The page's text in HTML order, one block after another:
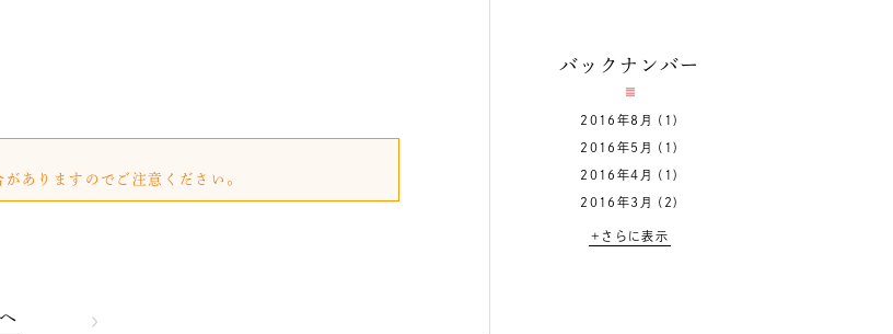
ありますのでご注意ください。
バックナンバー
2016年8月 (1)
2016年5月 (1)
2016年4月 (1)
2016年3月 (2)
+さらに表示